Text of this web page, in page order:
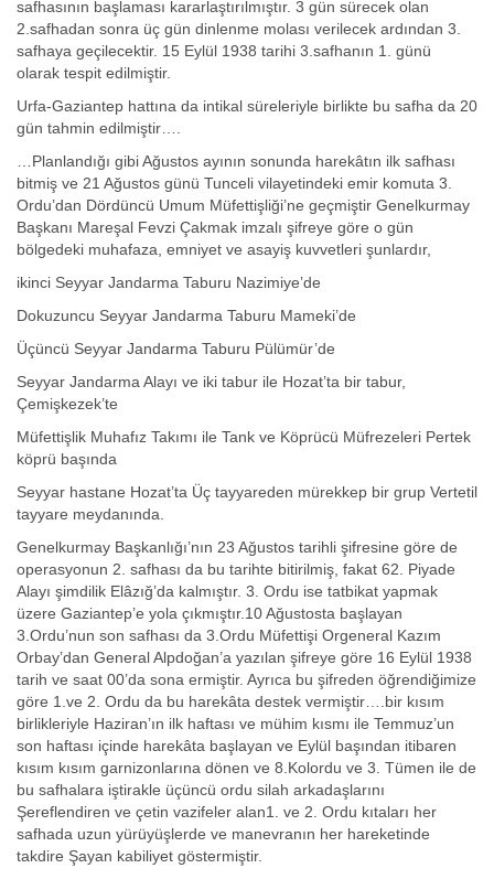
safhasının başlaması kararlaştırılmıştır. 3 gün sürecek olan
2.safhadan sonra üç gün dinlenme molası verilecek ardından 3.
safhaya geçilecektir. 15 Eylül 1938 tarihi 3.safhanın 1. günü
olarak tespit edilmiştir.
Urfa-Gaziantep hattına da intikal süreleriyle birlikte bu safha da 20
gün tahmin edilmiştir….
…Planlandığı gibi Ağustos ayının sonunda harekâtın ilk safhası
bitmiş ve 21 Ağustos günü Tunceli vilayetindeki emir komuta 3.
Ordu’dan Dördüncü Umum Müfettişliği’ne geçmiştir Genelkurmay
Başkanı Mareşal Fevzi Çakmak imzalı şifreye göre o gün
bölgedeki muhafaza, emniyet ve asayiş kuvvetleri şunlardır,
ikinci Seyyar Jandarma Taburu Nazimiye’de
Dokuzuncu Seyyar Jandarma Taburu Mameki’de
Üçüncü Seyyar Jandarma Taburu Pülümür’de
Seyyar Jandarma Alayı ve iki tabur ile Hozat’ta bir tabur,
Çemişkezek’te
Müfettişlik Muhafız Takımı ile Tank ve Köprücü Müfrezeleri Pertek
köprü başında
Seyyar hastane Hozat’ta Üç tayyareden mürekkep bir grup Vertetil
tayyare meydanında.
Genelkurmay Başkanlığı’nın 23 Ağustos tarihli şifresine göre de
operasyonun 2. safhası da bu tarihte bitirilmiş, fakat 62. Piyade
Alayı şimdilik Elâzığ’da kalmıştır. 3. Ordu ise tatbikat yapmak
üzere Gaziantep’e yola çıkmıştır.10 Ağustosta başlayan
3.Ordu’nun son safhası da 3.Ordu Müfettişi Orgeneral Kazım
Orbay’dan General Alpdoğan’a yazılan şifreye göre 16 Eylül 1938
tarih ve saat 00’da sona ermiştir. Ayrıca bu şifreden öğrendiğimize
göre 1.ve 2. Ordu da bu harekâta destek vermiştir….bir kısım
birlikleriyle Haziran’ın ilk haftası ve mühim kısmı ile Temmuz’un
son haftası içinde harekâta başlayan ve Eylül başından itibaren
kısım kısım garnizonlarına dönen ve 8.Kolordu ve 3. Tümen ile de
bu safhalara iştirakle üçüncü ordu silah arkadaşlarını
Şereflendiren ve çetin vazifeler alan1. ve 2. Ordu kıtaları her
safhada uzun yürüyüşlerde ve manevranın her hareketinde
takdire Şayan kabiliyet göstermiştir.